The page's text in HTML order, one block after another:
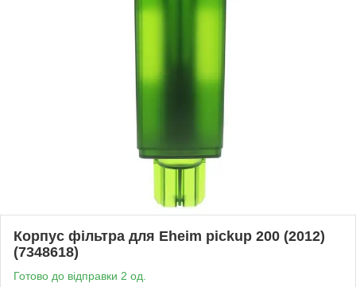
Корпус фільтра для Eheim pickup 200 (2012)
(7348618)
Готово до відправки 2 од.